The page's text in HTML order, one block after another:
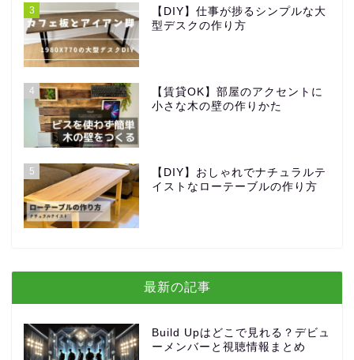
3
【DIY】仕事が捗るシンプルな大
型デスクの作り方
4
【賃貸OK】部屋のアクセントに
小さな木の壁の作りかた
5
【DIY】おしゃれでナチュラルテ
イストなローテーブルの作り方
最新の記事
Build Upはどこで見れる？デビュ
ーメンバーと視聴情報まとめ